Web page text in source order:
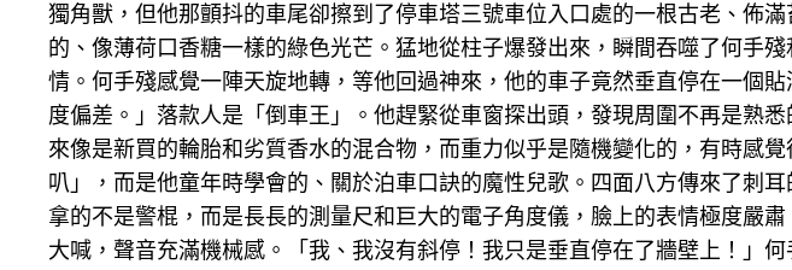
獨角獸，但他那顫抖的車尾卻擦到了停車塔三號車位入口處的一根古老、佈
的、像薄荷口香糖一樣的綠色光芒。猛地從柱子爆發出來，瞬間吞噬了何手
情。何手殘感覺一陣天旋地轉，等他回過神來，他的車子竟然垂直停在一
度偏差。」落款人是「倒車王」。他趕緊從車窗探出頭，發現周圍不再是熟
來像是新買的輪胎和劣質香水的混合物，而重力似乎是隨機變化的，有時感
叭」，而是他童年時學會的、關於泊車口訣的魔性兒歌。四面八方傳來了刺
拿的不是警棍，而是長長的測量尺和巨大的電子角度儀，臉上的表情極度嚴
大喊，聲音充滿機械感。「我、我沒有斜停！我只是垂直停在了牆壁上！」